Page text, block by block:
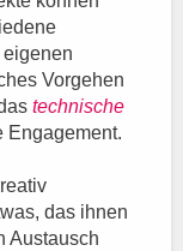
eigenen
Vorgehen
technische
Engagement.
das ihnen
Austausch